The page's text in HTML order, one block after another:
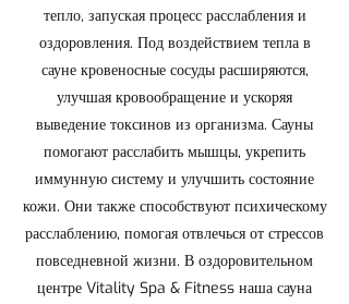
тепло, запуская процесс расслабления и
оздоровления. Под воздействием тепла в
сауне кровеносные сосуды расширяются,
улучшая кровообращение и ускоряя
выведение токсинов из организма. Сауны
помогают расслабить мышцы, укрепить
иммунную систему и улучшить состояние
кожи. Они также способствуют психическому
расслаблению, помогая отвлечься от стрессов
повседневной жизни. В оздоровительном
центре Vitality Spa & Fitness наша сауна